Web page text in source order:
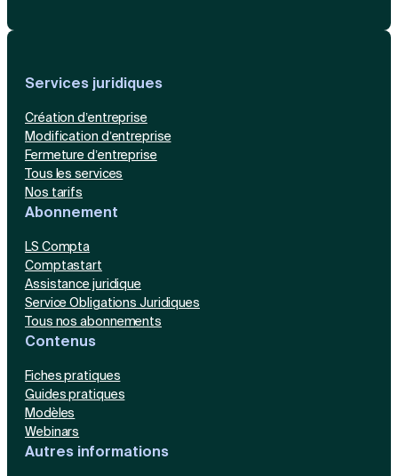
Services juridiques
Création d’entreprise
Modification d’entreprise
Fermeture d’entreprise
Tous les services
Nos tarifs
Abonnement
LS Compta
Comptastart
Assistance juridique
Service Obligations Juridiques
Tous nos abonnements
Contenus
Fiches pratiques
Guides pratiques
Modèles
Webinars
Autres informations